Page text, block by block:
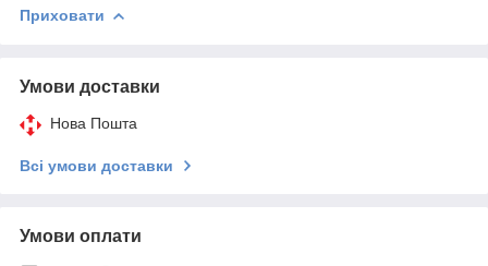
Приховати
Умови доставки
Нова Пошта
Всі умови доставки
Умови оплати